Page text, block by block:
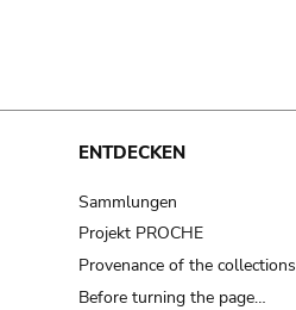
ENTDECKEN
Sammlungen
Projekt PROCHE
Provenance of the collections
Before turning the page…